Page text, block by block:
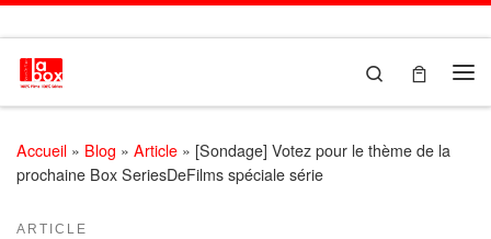
Passer au contenu
Search
Accueil » Blog » Article » [Sondage] Votez pour le thème de la
prochaine Box SeriesDeFilms spéciale série
ARTICLE